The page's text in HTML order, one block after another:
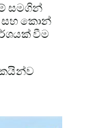
සමගින්
සහ කොන්
වීම